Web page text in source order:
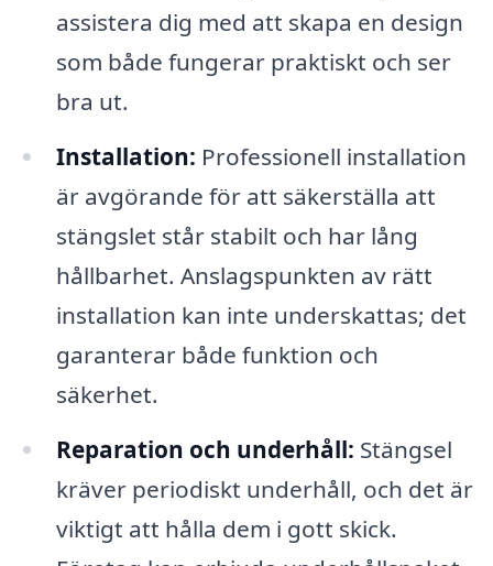
assistera dig med att skapa en design
som både fungerar praktiskt och ser
bra ut.
Installation: Professionell installation
är avgörande för att säkerställa att
stängslet står stabilt och har lång
hållbarhet. Anslagspunkten av rätt
installation kan inte underskattas; det
garanterar både funktion och
säkerhet.
Reparation och underhåll: Stängsel
kräver periodiskt underhåll, och det är
viktigt att hålla dem i gott skick.